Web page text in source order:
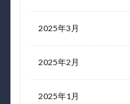
2025年3月
2025年2月
2025年1月